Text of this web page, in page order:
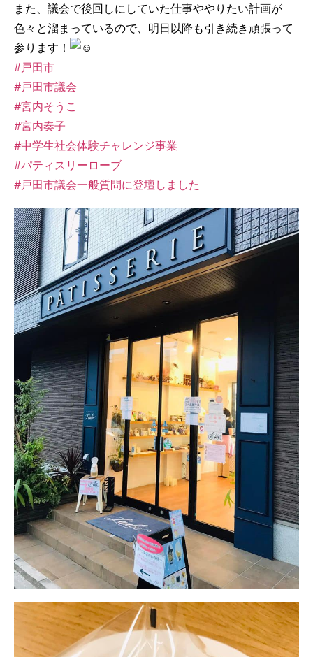
また、議会で後回しにしていた仕事ややりたい計画が
色々と溜まっているので、明日以降も引き続き頑張って
参ります！
#戸田市
#戸田市議会
#宮内そうこ
#宮内奏子
#中学生社会体験チャレンジ事業
#パティスリーローブ
#戸田市議会一般質問に登壇しました